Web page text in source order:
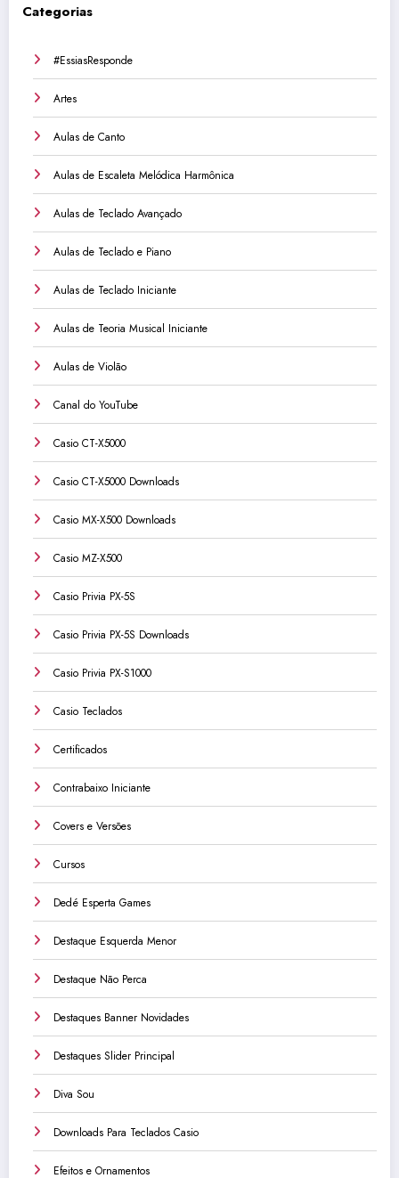
Categorias
#EssiasResponde
Artes
Aulas de Canto
Aulas de Escaleta Melódica Harmônica
Aulas de Teclado Avançado
Aulas de Teclado e Piano
Aulas de Teclado Iniciante
Aulas de Teoria Musical Iniciante
Aulas de Violão
Canal do YouTube
Casio CT-X5000
Casio CT-X5000 Downloads
Casio MX-X500 Downloads
Casio MZ-X500
Casio Privia PX-5S
Casio Privia PX-5S Downloads
Casio Privia PX-S1000
Casio Teclados
Certificados
Contrabaixo Iniciante
Covers e Versões
Cursos
Dedé Esperta Games
Destaque Esquerda Menor
Destaque Não Perca
Destaques Banner Novidades
Destaques Slider Principal
Diva Sou
Downloads Para Teclados Casio
Efeitos e Ornamentos